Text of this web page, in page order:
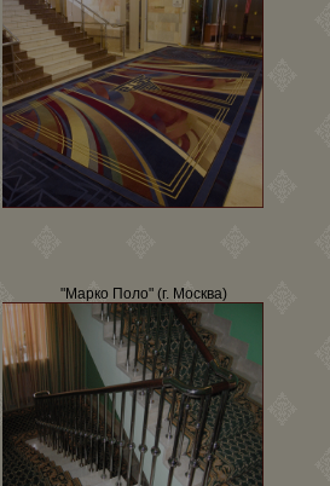
"Марко Поло" (г. Москва)